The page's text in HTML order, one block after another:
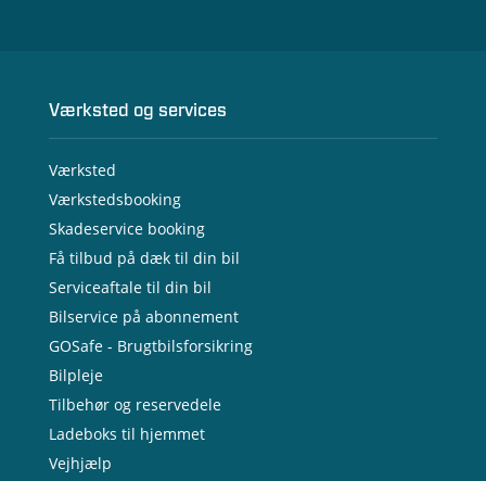
Værksted og services
Værksted
Værkstedsbooking
Skadeservice booking
Få tilbud på dæk til din bil
Serviceaftale til din bil
Bilservice på abonnement
GOSafe - Brugtbilsforsikring
Bilpleje
Tilbehør og reservedele
Ladeboks til hjemmet
Vejhjælp